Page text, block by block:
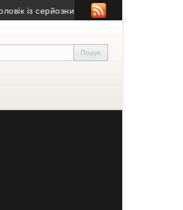
серйозними порушеннями зору